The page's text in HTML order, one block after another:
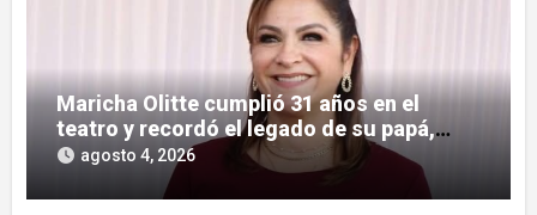
Maricha Olitte cumplió 31 años en el
teatro y recordó el legado de su papá,
José Olitte
agosto 4, 2026